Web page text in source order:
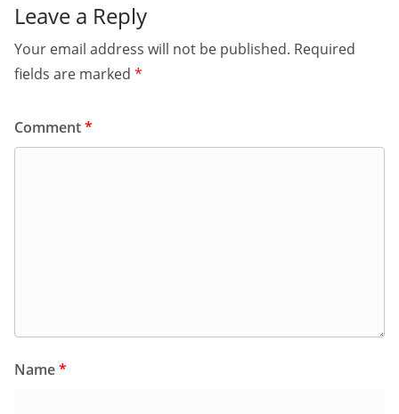
Leave a Reply
Your email address will not be published. Required
fields are marked *
Comment*
Name*